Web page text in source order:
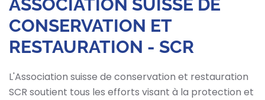
ASSOCIATION SUISSE DE
CONSERVATION ET
RESTAURATION - SCR
L'Association suisse de conservation et restauration
SCR soutient tous les efforts visant à la protection et